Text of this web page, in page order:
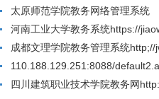
太原师范学院教务网络管理系统
河南工业大学教务系统https://
成都文理学院教务管理系统http;//
110.188.129.251:8088/
四川建筑职业技术学院教务网